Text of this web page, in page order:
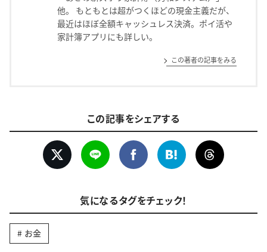
他。 もともとは超がつくほどの現金主義だが、
最近はほぼ全額キャッシュレス決済。ポイ活や
家計簿アプリにも詳しい。
この著者の記事をみる
この記事をシェアする
気になるタグをチェック！
お金